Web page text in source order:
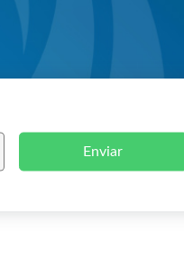
Enviar